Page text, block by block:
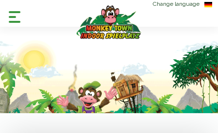
Change language